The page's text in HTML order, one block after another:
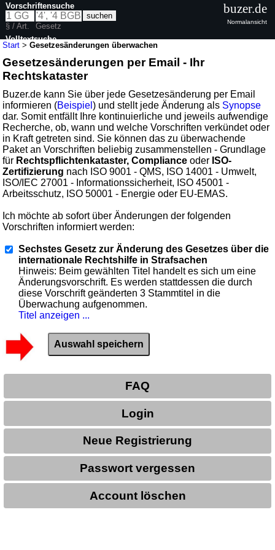
Start >Gesetzesänderungen überwachen
Gesetzesänderungen per Email - Ihr
Rechtskataster
Buzer.de kann Sie über jede Gesetzesänderung per Email
informieren (Beispiel) und stellt jede Änderung als Synopse
dar. Somit entfällt Ihre kontinuierliche und jeweils aufwendige
Recherche, ob, wann und welche Vorschriften verkündet oder
in Kraft getreten sind. Sie können das zu überwachende
Paket an Vorschriften beliebig zusammenstellen - Grundlage
für Rechtspflichtenkataster, Compliance oder ISO-
Zertifizierung nach ISO 9001 - QMS, ISO 14001 - Umwelt,
ISO/IEC 27001 - Informationssicherheit, ISO 45001 -
Arbeitsschutz, ISO 50001 - Energie oder EU-EMAS.
Ich möchte ab sofort über Änderungen der folgenden
Vorschriften informiert werden:
Sechstes Gesetz zur Änderung des Gesetzes über die
internationale Rechtshilfe in Strafsachen
Hinweis: Beim gewählten Titel handelt es sich um eine
Änderungsvorschrift. Es werden stattdessen die durch
diese Vorschrift geänderten 3 Stammtitel in die
Überwachung aufgenommen.
Titel anzeigen ...
FAQ
Login
Neue Registrierung
Passwort vergessen
Account löschen
Vorschriftensuche
§ / Art.
Gesetz
Volltextsuche
buzer.de
Normalansicht